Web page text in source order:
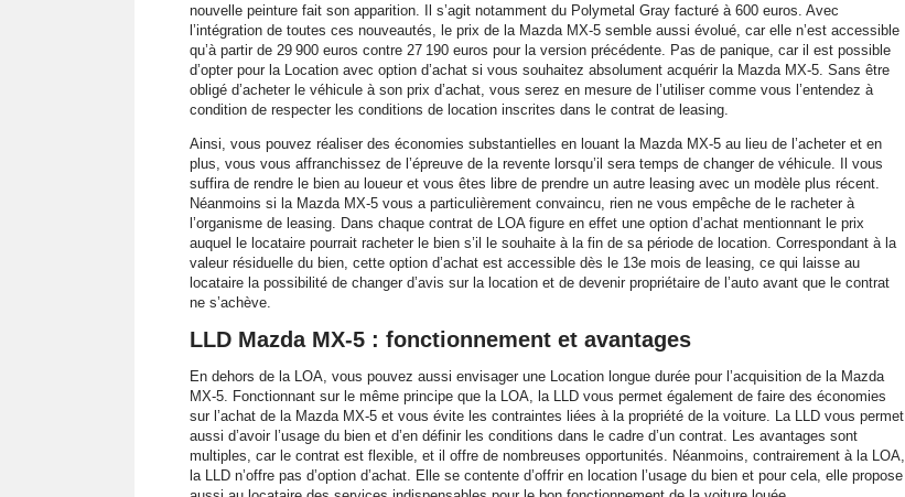
nouvelle peinture fait son apparition. Il s’agit notamment du Polymetal Gray facturé à 600 euros. Avec
l’intégration de toutes ces nouveautés, le prix de la Mazda MX-5 semble aussi évolué, car elle n’est accessible
qu’à partir de 29 900 euros contre 27 190 euros pour la version précédente. Pas de panique, car il est possible
d’opter pour la Location avec option d’achat si vous souhaitez absolument acquérir la Mazda MX-5. Sans être
obligé d’acheter le véhicule à son prix d’achat, vous serez en mesure de l’utiliser comme vous l’entendez à
condition de respecter les conditions de location inscrites dans le contrat de leasing.
Ainsi, vous pouvez réaliser des économies substantielles en louant la Mazda MX-5 au lieu de l’acheter et en
plus, vous vous affranchissez de l’épreuve de la revente lorsqu’il sera temps de changer de véhicule. Il vous
suffira de rendre le bien au loueur et vous êtes libre de prendre un autre leasing avec un modèle plus récent.
Néanmoins si la Mazda MX-5 vous a particulièrement convaincu, rien ne vous empêche de le racheter à
l’organisme de leasing. Dans chaque contrat de LOA figure en effet une option d’achat mentionnant le prix
auquel le locataire pourrait racheter le bien s’il le souhaite à la fin de sa période de location. Correspondant à la
valeur résiduelle du bien, cette option d’achat est accessible dès le 13e mois de leasing, ce qui laisse au
locataire la possibilité de changer d’avis sur la location et de devenir propriétaire de l’auto avant que le contrat
ne s’achève.
LLD Mazda MX-5 : fonctionnement et avantages
En dehors de la LOA, vous pouvez aussi envisager une Location longue durée pour l’acquisition de la Mazda
MX-5. Fonctionnant sur le même principe que la LOA, la LLD vous permet également de faire des économies
sur l’achat de la Mazda MX-5 et vous évite les contraintes liées à la propriété de la voiture. La LLD vous permet
aussi d’avoir l’usage du bien et d’en définir les conditions dans le cadre d’un contrat. Les avantages sont
multiples, car le contrat est flexible, et il offre de nombreuses opportunités. Néanmoins, contrairement à la LOA,
la LLD n’offre pas d’option d’achat. Elle se contente d’offrir en location l’usage du bien et pour cela, elle propose